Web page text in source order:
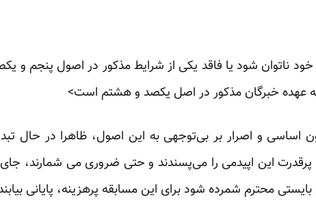
خود ناتوان شود یا فاقد یکی از شرایط مذکور در اصول پنجم و
عهده خبرگان مذکور در اصل یکصد و هشتم است>‌‌
اساسی و اصرار بر بی‌توجهی به این اصول، ظاهرا در حال
این اپیدمی را می‌پسندند و حتی ضروری می شمارند،
محترم شمرده شود برای این مسابقه پرهزینه، پایانی